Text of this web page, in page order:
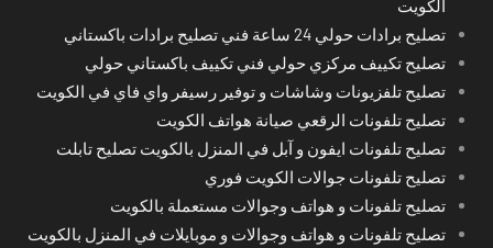
الكويت
تصليح برادات حولي 24 ساعة فني تصليح برادات باكستاني
تصليح تكييف مركزي حولي فني تكييف باكستاني حولي
تصليح تلفزيونات وشاشات و توفير رسيفر واي فاي في الكويت
تصليح تلفونات الرقعي صيانة هواتف الكويت
تصليح تلفونات ايفون و آبل في المنزل بالكويت تصليح تابلت
تصليح تلفونات جوالات الكويت فوري
تصليح تلفونات و هواتف وجوالات مستعملة بالكويت
تصليح تلفونات و هواتف وجوالات و موبايلات في المنزل بالكويت